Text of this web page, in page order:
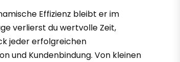
Effizienz bleibt er im
verlierst du wertvolle Zeit,
jeder erfolgreichen
und Kundenbindung. Von kleinen